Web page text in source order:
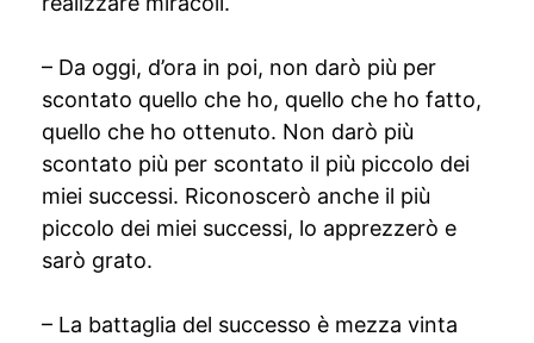
– Da oggi, d’ora in poi, non darò più per
scontato quello che ho, quello che ho fatto,
quello che ho ottenuto. Non darò più
scontato più per scontato il più piccolo dei
miei successi. Riconoscerò anche il più
piccolo dei miei successi, lo apprezzerò e
sarò grato.
– La battaglia del successo è mezza vinta